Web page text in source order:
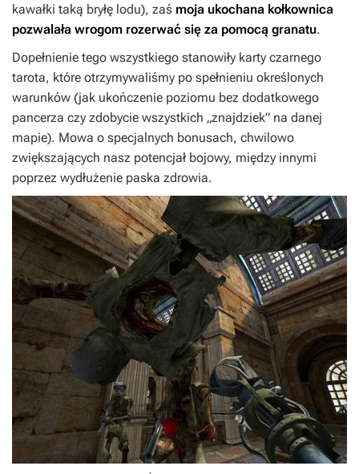
kawałki taką bryłę lodu), zaś moja ukochana kołkownica
pozwalała wrogom rozerwać się za pomocą granatu.
Dopełnienie tego wszystkiego stanowiły karty czarnego
tarota, które otrzymywaliśmy po spełnieniu określonych
warunków (jak ukończenie poziomu bez dodatkowego
pancerza czy zdobycie wszystkich „znajdziek” na danej
mapie). Mowa o specjalnych bonusach, chwilowo
zwiększających nasz potencjał bojowy, między innymi
poprzez wydłużenie paska zdrowia.